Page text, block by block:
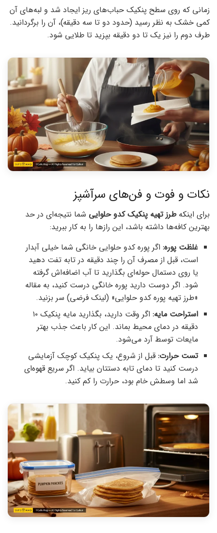
زمانی که روی سطح پنکیک حباب‌های ریز ایجاد شد و لبه‌های آن
کمی خشک به نظر رسید (حدود دو تا سه دقیقه)، آن را برگردانید.
طرف دوم را نیز یک تا دو دقیقه بپزید تا طلایی شود.
نکات و فوت و فن‌های سرآشپز
برای اینکهطرز تهیه پنکیک کدو حلوایی شما نتیجه‌ای در حد
بهترین کافه‌ها داشته باشد، این رازها را به کار ببرید:
غلظت پوره: اگر پوره کدو حلوایی خانگی شما خیلی آبدار
است، قبل از مصرف آن را چند دقیقه در تابه تفت دهید
یا روی دستمال حوله‌ای بگذارید تا آب اضافه‌اش گرفته
شود. اگر دوست دارید پوره خانگی درست کنید، به مقاله
«طرز تهیه پوره کدو حلوایی» (لینک فرضی) سر بزنید.
استراحت مایه:
اگر وقت دارید، بگذارید مایه پنکیک ۱۰
دقیقه در دمای محیط بماند. این کار باعث جذب بهتر
مایعات توسط آرد می‌شود.
تست حرارت: قبل از شروع، یک پنکیک کوچک آزمایشی
درست کنید تا دمای تابه دستتان بیاید. اگر سریع قهوه‌ای
شد اما وسطش خام بود، حرارت را کم کنید.